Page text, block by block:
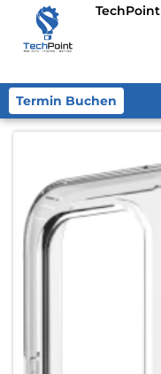
TechPoint
Termin Buchen